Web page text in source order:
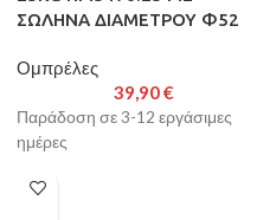
ΣΩΛΗΝΑ ΔΙΑΜΕΤΡΟΥ Φ52
Ομπρέλες
39,90€
Παράδοση σε 3-12 εργάσιμες
ημέρες